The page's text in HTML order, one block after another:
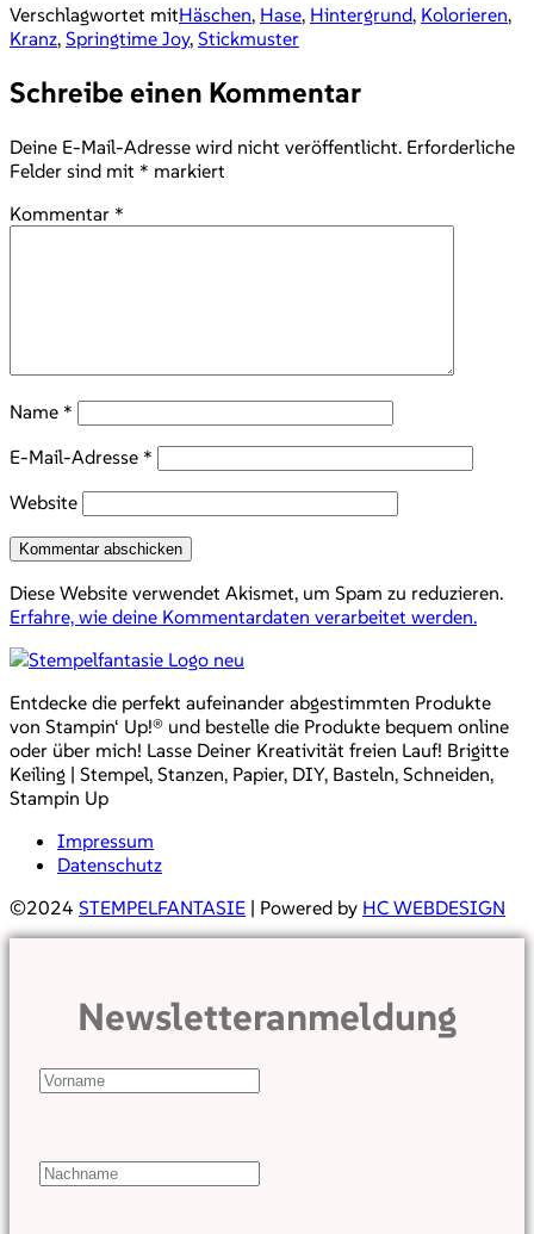
Verschlagwortet mitHäschen, Hase, Hintergrund, Kolorieren,
Kranz, Springtime Joy, Stickmuster
Schreibe einen Kommentar
Deine E-Mail-Adresse wird nicht veröffentlicht. Erforderliche
Felder sind mit * markiert
Kommentar *
Name *
E-Mail-Adresse *
Website
Diese Website verwendet Akismet, um Spam zu reduzieren.
Erfahre, wie deine Kommentardaten verarbeitet werden.
Entdecke die perfekt aufeinander abgestimmten Produkte
von Stampin‘ Up!® und bestelle die Produkte bequem online
oder über mich! Lasse Deiner Kreativität freien Lauf! Brigitte
Keiling | Stempel, Stanzen, Papier, DIY, Basteln, Schneiden,
Stampin Up
Impressum
Datenschutz
©2024 STEMPELFANTASIE | Powered by HC WEBDESIGN
Newsletteranmeldung